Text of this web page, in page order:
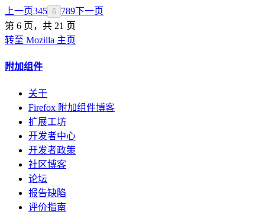
上一页345 6 789下一页
第 6 页，共 21 页
转至 Mozilla 主页
附加组件
关于
Firefox 附加组件博客
扩展工坊
开发者中心
开发者政策
社区博客
论坛
报告缺陷
评价指南